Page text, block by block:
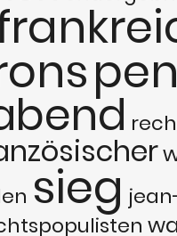
sieg